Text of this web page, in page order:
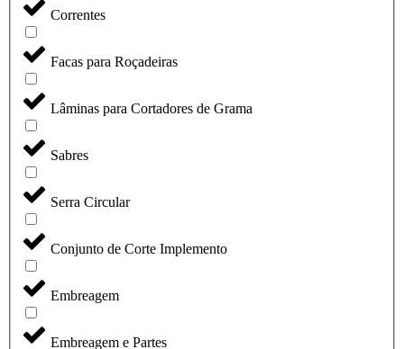
Correntes
Facas para Roçadeiras
Lâminas para Cortadores de Grama
Sabres
Serra Circular
Conjunto de Corte Implemento
Embreagem
Embreagem e Partes